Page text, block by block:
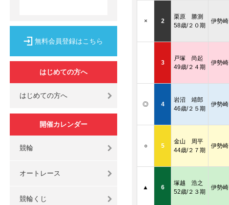
無料会員登録はこちら
はじめての方へ
はじめての方へ
開催カレンダー
競輪
オートレース
競輪くじ
× 2
栗原 勝測
58歳/２０期
伊勢崎
3
戸塚 尚起
49歳/２４期
伊勢崎
◎ 4
岩沼 靖郎
46歳/２５期
伊勢崎
○ 5
金山 周平
44歳/２７期
伊勢崎
▲ 6
塚越 浩之
52歳/２３期
伊勢崎